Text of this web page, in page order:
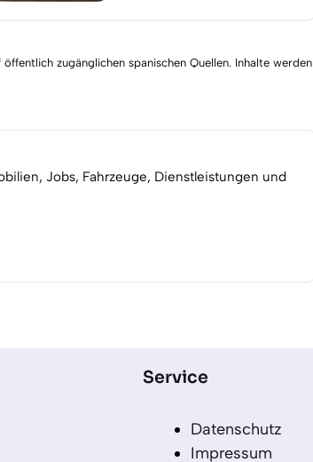
zugänglichen spanischen Quellen. Inhalte werden
Jobs, Fahrzeuge, Dienstleistungen und
Service
Datenschutz
Impressum